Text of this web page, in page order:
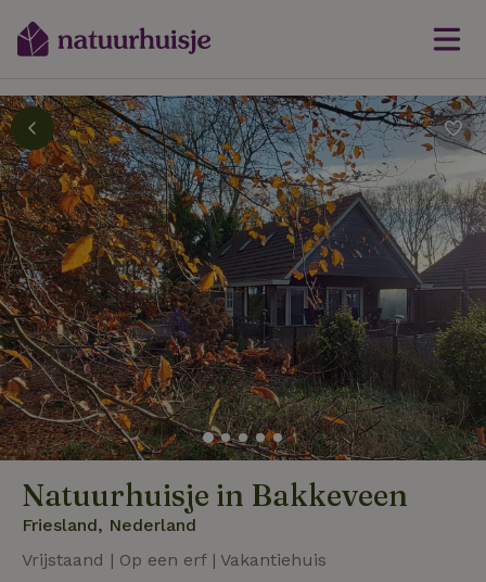
Natuurhuisje in Bakkeveen
Friesland, Nederland
Vrijstaand | Op een erf | Vakantiehuis